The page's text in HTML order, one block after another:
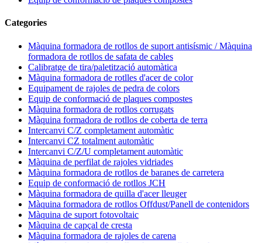
Categories
Màquina formadora de rotllos de suport antisísmic / Màquina
formadora de rotllos de safata de cables
Calibratge de tira/paletització automàtica
Màquina formadora de rotlles d'acer de color
Equipament de rajoles de pedra de colors
Equip de conformació de plaques compostes
Màquina formadora de rotllos corrugats
Màquina formadora de rotllos de coberta de terra
Intercanvi C/Z completament automàtic
Intercanvi CZ totalment automàtic
Intercanvi C/Z/U completament automàtic
Màquina de perfilat de rajoles vidriades
Màquina formadora de rotllos de baranes de carretera
Equip de conformació de rotllos JCH
Màquina formadora de quilla d'acer lleuger
Màquina formadora de rotllos Offdust/Panell de contenidors
Màquina de suport fotovoltaic
Màquina de capçal de cresta
Màquina formadora de rajoles de carena